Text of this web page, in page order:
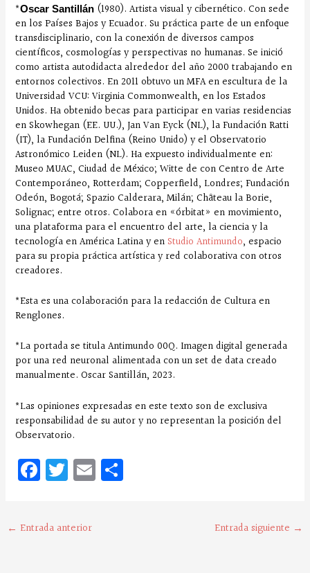
*Oscar Santillán (1980). Artista visual y cibernético. Con sede
en los Países Bajos y Ecuador. Su práctica parte de un enfoque
transdisciplinario, con la conexión de diversos campos
científicos, cosmologías y perspectivas no humanas. Se inició
como artista autodidacta alrededor del año 2000 trabajando en
entornos colectivos. En 2011 obtuvo un MFA en escultura de la
Universidad VCU: Virginia Commonwealth, en los Estados
Unidos. Ha obtenido becas para participar en varias residencias
en Skowhegan (EE. UU.), Jan Van Eyck (NL), la Fundación Ratti
(IT), la Fundación Delfina (Reino Unido) y el Observatorio
Astronómico Leiden (NL). Ha expuesto individualmente en:
Museo MUAC, Ciudad de México; Witte de con Centro de Arte
Contemporáneo, Rotterdam; Copperfield, Londres; Fundación
Odeón, Bogotá; Spazio Calderara, Milán; Château la Borie,
Solignac; entre otros. Colabora en «órbitat» en movimiento,
una plataforma para el encuentro del arte, la ciencia y la
tecnología en América Latina y enStudio Antimundo, espacio
para su propia práctica artística y red colaborativa con otros
creadores.
*Esta es una colaboración para la redacción de Cultura en
Renglones.
*La portada se titula Antimundo 00Q. Imagen digital generada
por una red neuronal alimentada con un set de data creado
manualmente. Oscar Santillán, 2023.
*Las opiniones expresadas en este texto son de exclusiva
responsabilidad de su autor y no representan la posición del
Observatorio.
Fa
ce
bo
o
T
w
te
E
m
← Entrada anterior Entrada siguiente →